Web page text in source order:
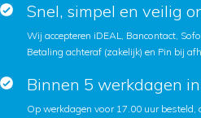
Snel, simpel en veilig
Wij accepteren iDEAL, Bancontact,
Betaling achteraf (zakelijk) en Pin bij
Binnen 5 werkdagen
Op werkdagen voor 17.00 uur besteld,